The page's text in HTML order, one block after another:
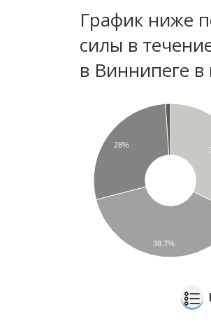
График ниже
силы в
в Виннипеге в
28%
38.7%